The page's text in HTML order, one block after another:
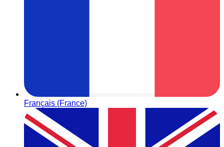
Français (France)